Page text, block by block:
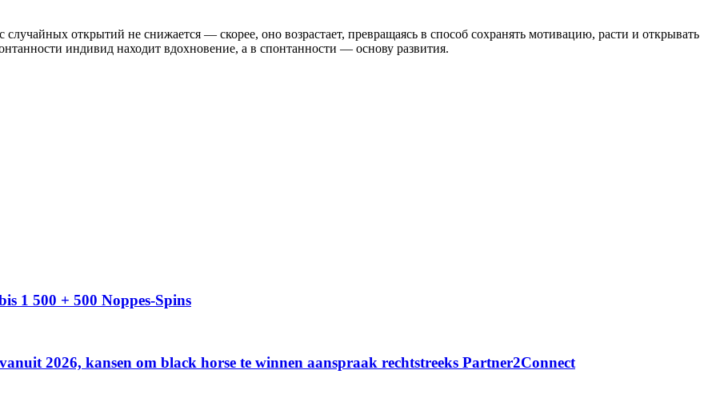
открытий не снижается — скорее, оно возрастает, превращаясь в способ сохранять мотивацию, расти и открывать
индивид находит вдохновение, а в спонтанности — основу развития.
1 500 + 500 Noppes-Spins​
2026, kansen om black horse te winnen aanspraak rechtstreeks Partner2Connect